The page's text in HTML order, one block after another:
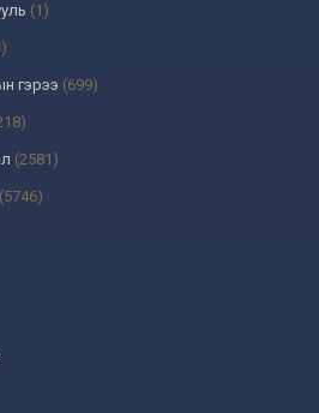
(1)
гэрээ (699)
(2581)
(5746)
дарга, түүнтэй адилтгах албан
даргын тушаал